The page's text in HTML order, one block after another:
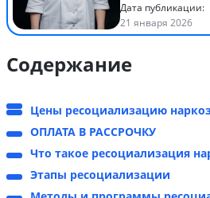
Дата публикации:
21 января 2026
Содержание
Цены ресоциализацию
ОПЛАТА В РАССРОЧКУ
Что такое ресоциализация
Этапы ресоциализации